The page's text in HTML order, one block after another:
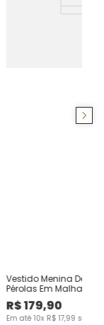
Vestido Menina
Pérolas Em Malha
Carinhoso
R$179,90
Em até10x R$ 17,99 sem